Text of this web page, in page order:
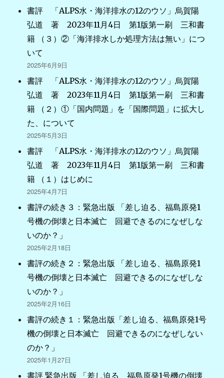
シ
ョ
ン
書評 「ALPS水・海洋排水の12のウソ」烏賀陽
弘道 著 2023年11月4日 第1版第一刷 三和書
籍 （３）②「海洋排水しか処理方法は無い」につ
いて
2025年6月9日
書評 「ALPS水・海洋排水の12のウソ」烏賀陽
弘道 著 2023年11月4日 第1版第一刷 三和書
籍 （２）①「国内問題」を「国際問題」に拡大し
た、について
2025年5月3日
書評 「ALPS水・海洋排水の12のウソ」烏賀陽
弘道 著 2023年11月4日 第1版第一刷 三和書
籍 （１）はじめに
2025年4月7日
書評の続き３：緊急出版 「差し迫る、福島原発1
号機の倒壊と日本滅亡 回避できるのになぜしな
いのか？」
2025年2月18日
書評の続き２：緊急出版 「差し迫る、福島原発1
号機の倒壊と日本滅亡 回避できるのになぜしな
いのか？」
2025年2月16日
書評の続き１：緊急出版「差し迫る、福島原発1号
機の倒壊と日本滅亡 回避できるのになぜしない
のか？」
2025年1月27日
書評 緊急出版 「差し迫る、福島原発1号機の倒壊